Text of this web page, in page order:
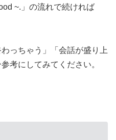
~.」の流れで続ければ
っちゃう」「会話が盛り上
考にしてみてください。